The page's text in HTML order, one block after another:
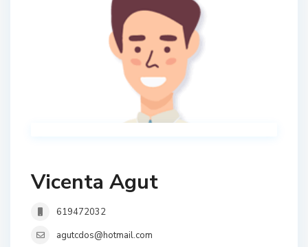
Vicenta Agut
619472032
agutcdos@hotmail.com